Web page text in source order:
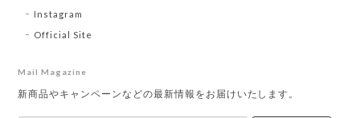
Instagram
Official Site
Mail Magazine
新商品やキャンペーンなどの最新情報をお届けいたします。